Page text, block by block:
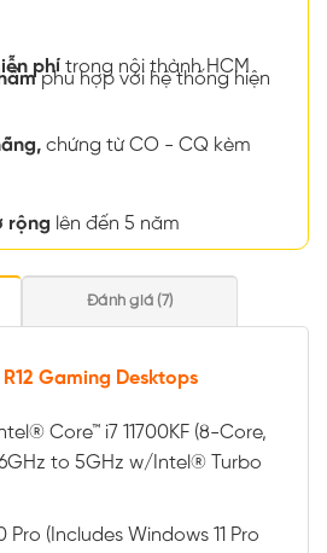
phí trong nội thành HCM
phù hợp với hệ thống hiện
chứng từ CO - CQ kèm
rộng lên đến 5 năm
Đánh giá (7)
Gaming Desktops
Core™ i7 11700KF (8-Core,
to 5GHz w/Intel® Turbo
Pro (Includes Windows 11 Pro